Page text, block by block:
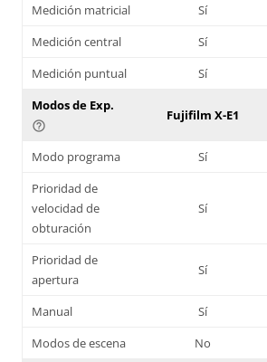
Medición matricial
Sí
Medición central
Sí
Medición puntual
Sí
Modos de Exp.
help_outline
Fujifilm X-E1
Modo programa Sí
Prioridad de
velocidad de
obturación
Sí
Prioridad de
apertura
Sí
Manual Sí
Modos de escena
No